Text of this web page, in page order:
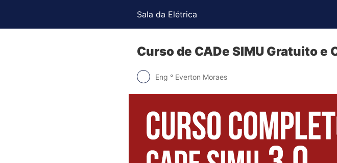
Sala da Elétrica
Curso de CADe SIMU Gratuito e
Eng ° Everton Moraes